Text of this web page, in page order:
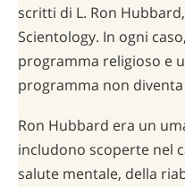
scritti di L. Ron
Scientology. In ogni
programma religioso e
programma non
Ron Hubbard era un
includono scoperte nel
salute mentale, della